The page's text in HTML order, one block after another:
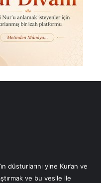
düsturlarını yine Kur’an ve
ve bu vesile ile